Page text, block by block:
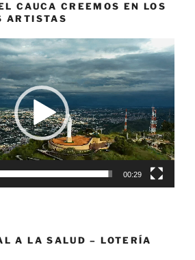
CAUCA CREEMOS EN LOS
ARTISTAS
00:29
A LA SALUD – LOTERÍA